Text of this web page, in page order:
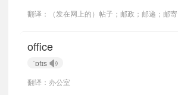
翻译：（发在网上的）帖子；邮政；邮递；邮寄
office
ˈɒfɪs
翻译：办公室